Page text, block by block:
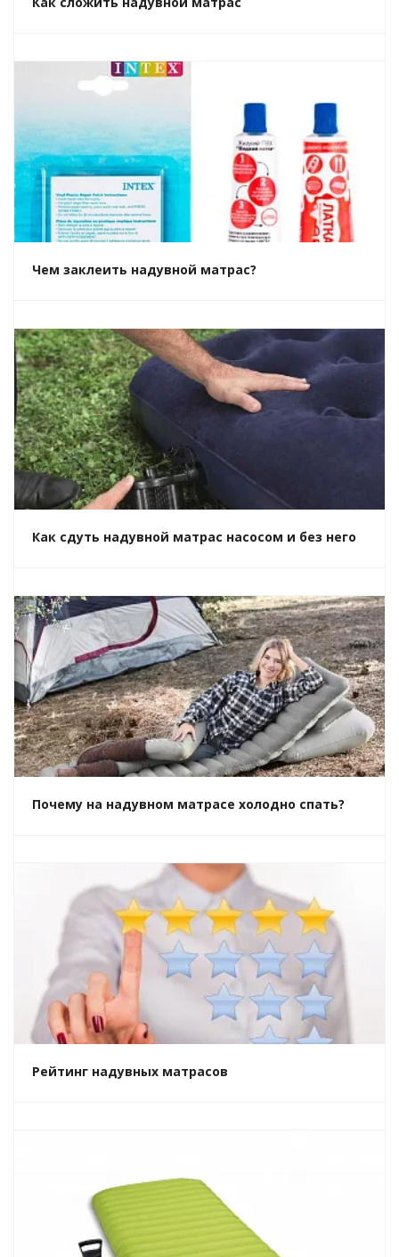
Чем заклеить надувной матрас?
Как сдуть надувной матрас насосом и без него
Почему на надувном матрасе холодно спать?
Рейтинг надувных матрасов